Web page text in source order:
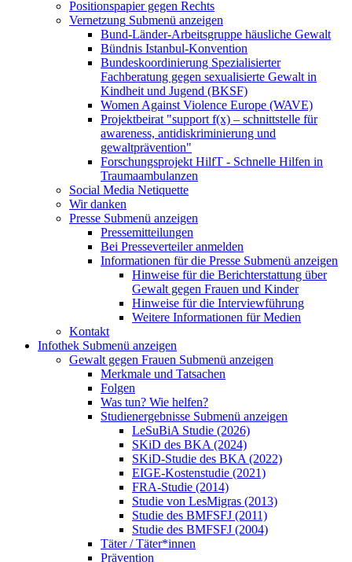
Positionspapier gegen Rechts
Vernetzung Submenü anzeigen
Bund-Länder-Arbeitsgruppe häusliche Gewalt
Bündnis Istanbul-Konvention
Bundeskoordinierung Spezialisierter
Fachberatung gegen sexualisierte Gewalt in
Kindheit und Jugend (BKSF)
Women Against Violence Europe (WAVE)
Projektbeirat "support f(x) – schnittstelle für
awareness, antidiskriminierung und
gewaltprävention"
Forschungsprojekt HilfT - Schnelle Hilfen in
Traumaambulanzen
Social Media Netiquette
Wir danken
Presse Submenü anzeigen
Pressemitteilungen
Bei Presseverteiler anmelden
Informationen für die Presse Submenü anzeigen
Hinweise für die Berichterstattung über
Gewalt gegen Frauen und Kinder
Hinweise für die Interviewführung
Weitere Informationen für Medien
Kontakt
Infothek Submenü anzeigen
Gewalt gegen Frauen Submenü anzeigen
Merkmale und Tatsachen
Folgen
Was tun? Wie helfen?
Studienergebnisse Submenü anzeigen
LeSuBiA Studie (2026)
SKiD des BKA (2024)
SKiD-Studie des BKA (2022)
EIGE-Kostenstudie (2021)
FRA-Studie (2014)
Studie von LesMigras (2013)
Studie des BMFSFJ (2011)
Studie des BMFSFJ (2004)
Täter / Täter*innen
Prävention